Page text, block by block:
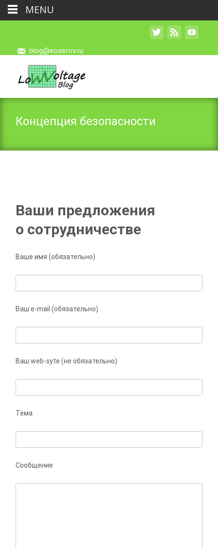
blog@eozerov.ru
Концепция безопасности
Ваши предложения
о сотрудничестве
Ваше имя (обязательно)
Ваш e-mail (обязательно)
Ваш web-syte (не обязательно)
Тема
Сообщение
MENU